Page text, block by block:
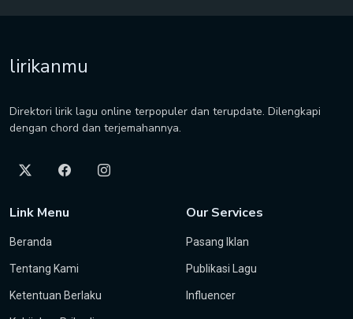
lirikanmu
Direktori lirik lagu online terpopuler dan terupdate. Dilengkapi
dengan chord dan terjemahannya.
Link Menu
Beranda
Tentang Kami
Ketentuan Berlaku
Our Services
Pasang Iklan
Publikasi Lagu
Influencer